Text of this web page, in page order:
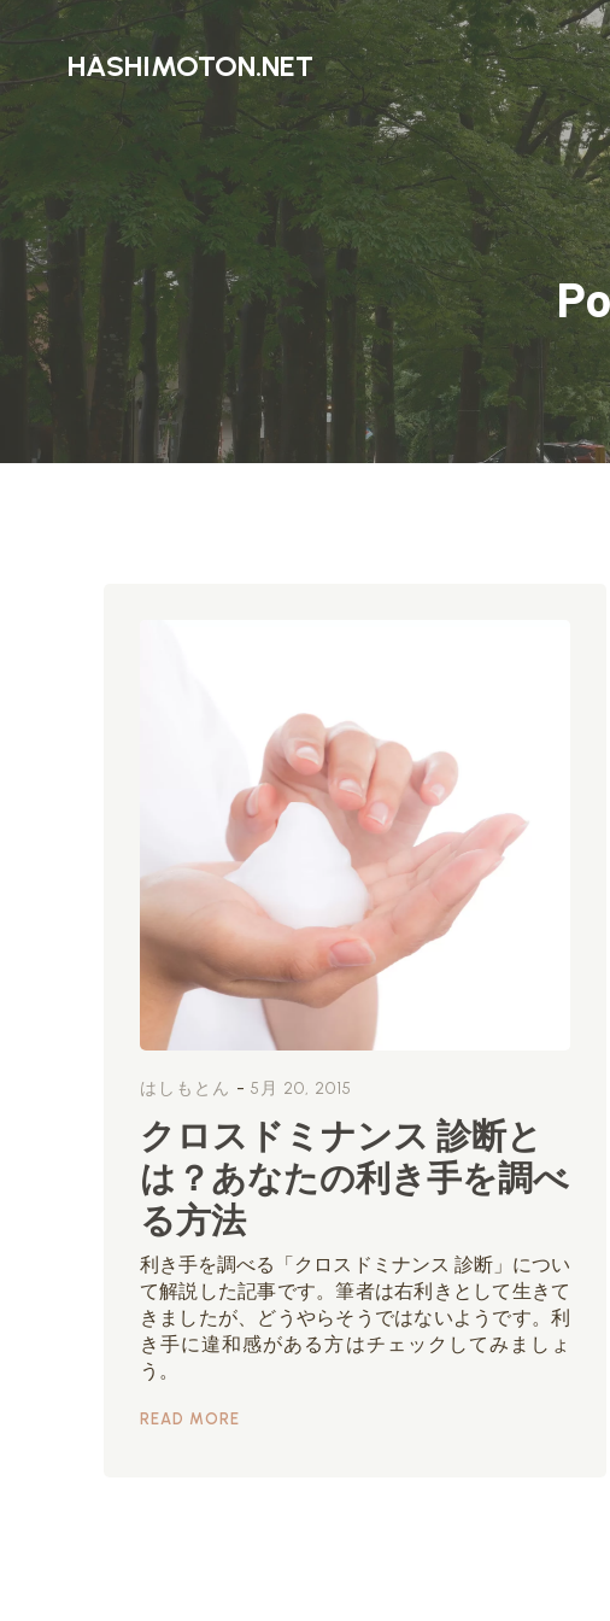
HASHIMOTON.NET
はしもとん - 5月 20, 2015
クロスドミナンス 診断と
は？あなたの利き手を調べ
る方法
利き手を調べる「クロスドミナンス 診断」につい
て解説した記事です。筆者は右利きとして生きて
きましたが、どうやらそうではないようです。利
き手に違和感がある方はチェックしてみましょ
う。
READ MORE